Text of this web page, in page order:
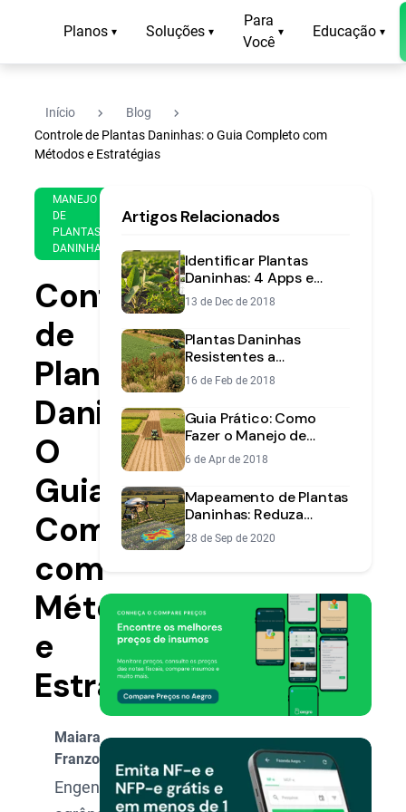
Planos ▾ Soluções ▾
Para
Você
▾ Educação ▾
Início navigate_next Blog navigate_next
Controle de Plantas Daninhas: o Guia Completo com
Métodos e Estratégias
MANEJO
DE
PLANTAS
DANINHAS
Feb
2018
min
leitura
Controle
de
Plantas
Daninhas:
O
Guia
Completo
com
Métodos
e
Estratégias
Maiara
Franzoni
Engenheira
Artigos Relacionados
Identificar Plantas
Daninhas: 4 Apps e
Livros para Manejo
Eficiente
13 de Dec de 2018
Plantas Daninhas
Resistentes a
Herbicidas:
Identificação e Manejo
16 de Feb de 2018
Guia Prático: Como
Fazer o Manejo de
Plantas Daninhas no
Plantio Direto
6 de Apr de 2018
Mapeamento de Plantas
Daninhas: Reduza
Custos e Aumente
Eficiência
28 de Sep de 2020